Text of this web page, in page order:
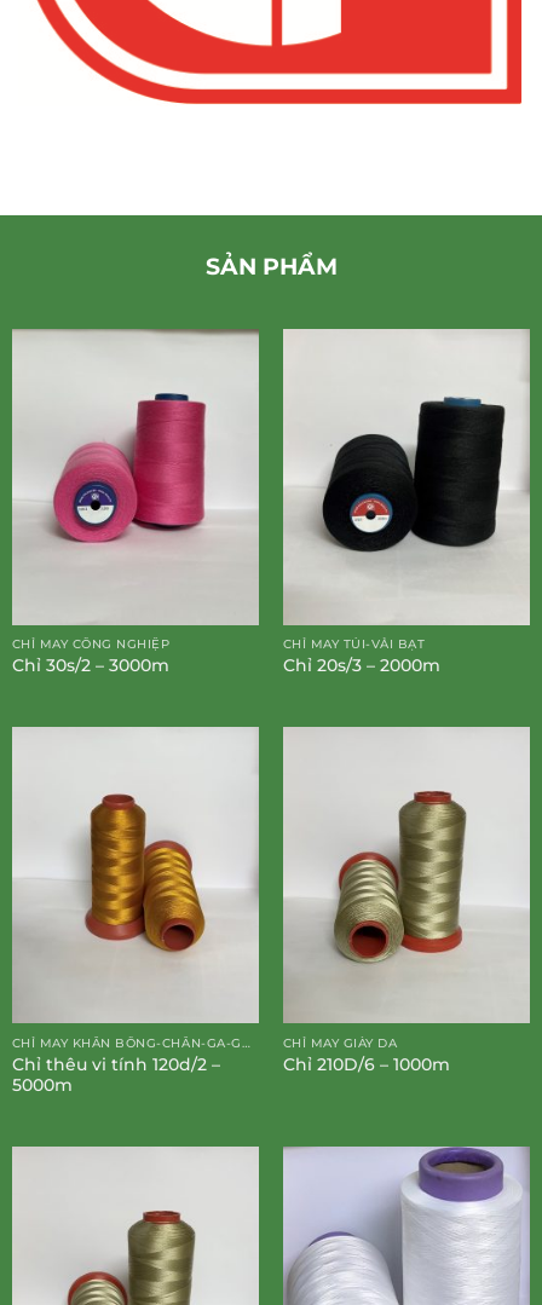
SẢN PHẨM
CHỈ MAY CÔNG NGHIỆP
Chỉ 30s/2 – 3000m
CHỈ MAY TÚI-VẢI BẠT
Chỉ 20s/3 – 2000m
CHỈ MAY KHĂN BÔNG-CHĂN-GA-GỐI-ĐỆM
Chỉ thêu vi tính 120d/2 –
5000m
CHỈ MAY GIÀY DA
Chỉ 210D/6 – 1000m